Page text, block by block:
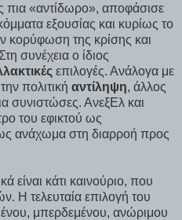
πια «αντίδωρο», αποφάσισε
εξουσίας και κυρίως το
κορύφωση της κρίσης και
συνέχεια ο ίδιος
επιλογές. Ανάλογα με
πολιτική αντίληψη, άλλος
συνιστώσες. ΑνεξΕλ και
του εφικτού ως
ανάχωμα στη διαρροή προς
είναι κάτι καινούριο, που
Η τελευταία επιλογή του
μπερδεμένου, ανώριμου